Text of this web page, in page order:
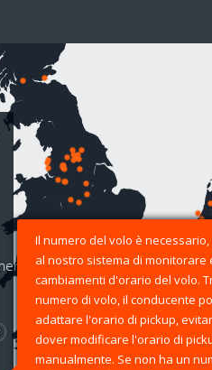
Il numero del volo è
al nostro sistema di monitorare
cambiamenti d'orario del volo.
numero di volo, il conducente
adattare l'orario di pickup,
dover modificare l'orario di
manualmente. Se non ha un